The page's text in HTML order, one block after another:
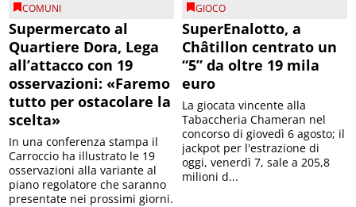
Supermercato al
Quartiere Dora, Lega
all’attacco con 19
osservazioni: «Faremo
tutto per ostacolare la
scelta»
In una conferenza stampa il
Carroccio ha illustrato le 19
osservazioni alla variante al
piano regolatore che saranno
presentate nei prossimi giorni.
S...
SuperEnalotto, a
Châtillon centrato un
“5” da oltre 19 mila
euro
La giocata vincente alla
Tabaccheria Chameran nel
concorso di giovedì 6 agosto; il
jackpot per l'estrazione di
oggi, venerdì 7, sale a 205,8
milioni d...